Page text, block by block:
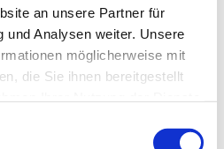
an unsere Partner für
und Analysen weiter. Unsere
möglicherweise mit
die Sie ihnen bereitgestellt
Walter